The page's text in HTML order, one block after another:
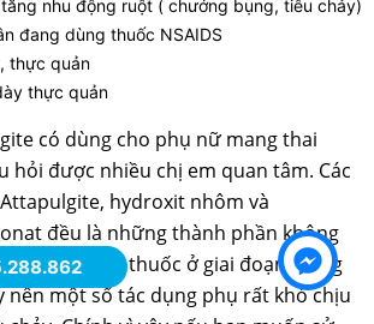
nhu động ruột ( chướng bụng, tiêu chảy)
đang dùng thuốc NSAIDS
thực quản
thực quản
có dùng cho phụ nữ mang thai
hỏi được nhiều chị em quan tâm. Các
hydroxit nhôm và
đều là những thành phần không
khi sử dụng thuốc ở giai đoạn mang
nên một số tác dụng phụ rất khó chịu